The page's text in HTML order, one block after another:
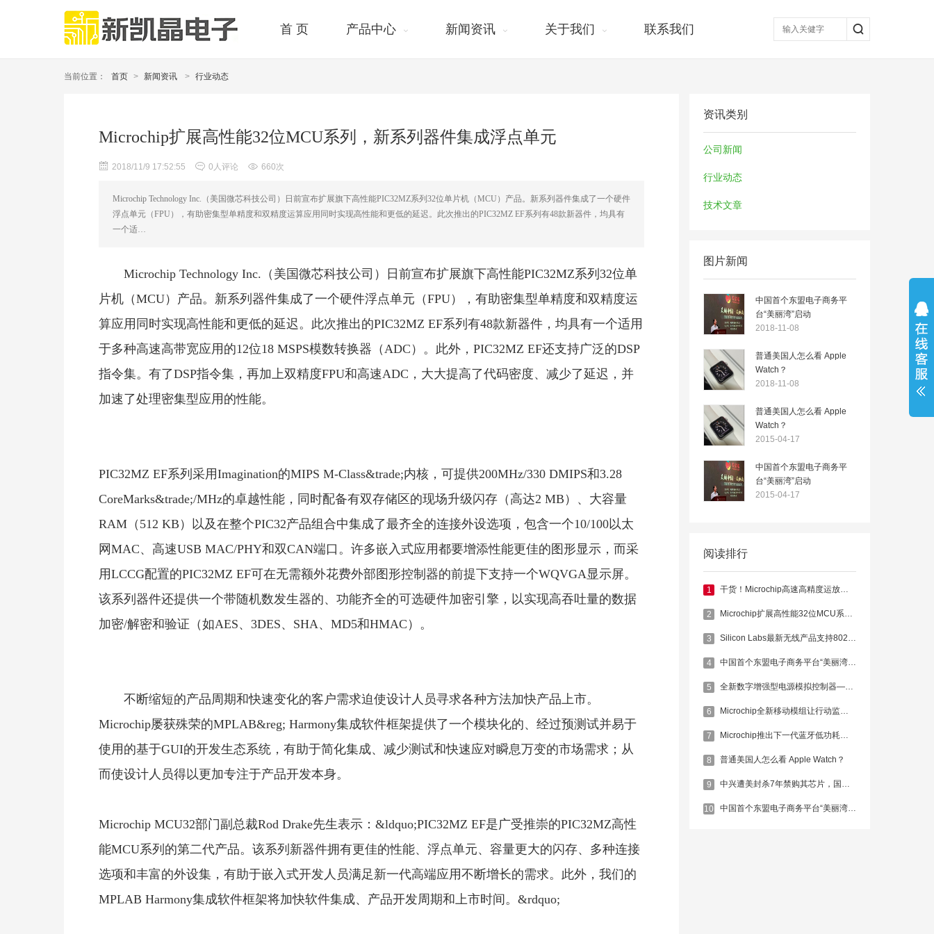
首 页 产品中心 新闻资讯 关于我们 联系我们
当前位置： 首页 > 新闻资讯 > 行业动态
资讯类别
公司新闻
行业动态
技术文章
图片新闻
中国首个东盟电子商务平
台“美丽湾”启动
2018-11-08
普通美国人怎么看 Apple
Watch？
2018-11-08
普通美国人怎么看 Apple
Watch？
2015-04-17
中国首个东盟电子商务平
台“美丽湾”启动
2015-04-17
阅读排行
1 干货！Microchip高速高精度运放功耗再降低
2 Microchip扩展高性能32位MCU系列，新系列器件集成浮点单元
3 Silicon Labs最新无线产品支持802.15.4/4g标准
4 中国首个东盟电子商务平台“美丽湾”启动
5 全新数字增强型电源模拟控制器——MCP19118和MCP19119
6 Microchip全新移动模组让行动监测更便捷
7 Microchip推出下一代蓝牙低功耗解决方案
8 普通美国人怎么看 Apple Watch？
9 中兴遭美封杀7年禁购其芯片，国产IC当自强！
10 中国首个东盟电子商务平台“美丽湾”启动
Microchip扩展高性能32位MCU系列，新系列器件集成浮点单元
2018/11/9 17:52:55 0人评论 660次
Microchip Technology Inc.（美国微芯科技公司）日前宣布扩展旗下高性能PIC32MZ系列32位单片机（MCU）产品。新系列器件集成了一个硬件
浮点单元（FPU），有助密集型单精度和双精度运算应用同时实现高性能和更低的延迟。此次推出的PIC32MZ EF系列有48款新器件，均具有
一个适…
Microchip Technology Inc.（美国微芯科技公司）日前宣布扩展旗下高性能PIC32MZ系列32位单
片机（MCU）产品。新系列器件集成了一个硬件浮点单元（FPU），有助密集型单精度和双精度运
算应用同时实现高性能和更低的延迟。此次推出的PIC32MZ EF系列有48款新器件，均具有一个适用
于多种高速高带宽应用的12位18 MSPS模数转换器（ADC）。此外，PIC32MZ EF还支持广泛的DSP
指令集。有了DSP指令集，再加上双精度FPU和高速ADC，大大提高了代码密度、减少了延迟，并
加速了处理密集型应用的性能。
PIC32MZ EF系列采用Imagination的MIPS M-Class&trade;内核，可提供200MHz/330 DMIPS和3.28
CoreMarks&trade;/MHz的卓越性能，同时配备有双存储区的现场升级闪存（高达2 MB）、大容量
RAM（512 KB）以及在整个PIC32产品组合中集成了最齐全的连接外设选项，包含一个10/100以太
网MAC、高速USB MAC/PHY和双CAN端口。许多嵌入式应用都要增添性能更佳的图形显示，而采
用LCCG配置的PIC32MZ EF可在无需额外花费外部图形控制器的前提下支持一个WQVGA显示屏。
该系列器件还提供一个带随机数发生器的、功能齐全的可选硬件加密引擎，以实现高吞吐量的数据
加密/解密和验证（如AES、3DES、SHA、MD5和HMAC）。
不断缩短的产品周期和快速变化的客户需求迫使设计人员寻求各种方法加快产品上市。
Microchip屡获殊荣的MPLAB&reg; Harmony集成软件框架提供了一个模块化的、经过预测试并易于
使用的基于GUI的开发生态系统，有助于简化集成、减少测试和快速应对瞬息万变的市场需求；从
而使设计人员得以更加专注于产品开发本身。
Microchip MCU32部门副总裁Rod Drake先生表示：&ldquo;PIC32MZ EF是广受推崇的PIC32MZ高性
能MCU系列的第二代产品。该系列新器件拥有更佳的性能、浮点单元、容量更大的闪存、多种连接
选项和丰富的外设集，有助于嵌入式开发人员满足新一代高端应用不断增长的需求。此外，我们的
MPLAB Harmony集成软件框架将加快软件集成、产品开发周期和上市时间。&rdquo;